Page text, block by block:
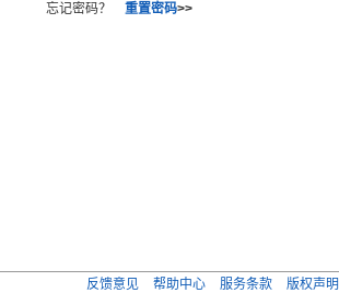
忘记密码？ 重置密码>>
反馈意见 帮助中心 服务条款 版权声明